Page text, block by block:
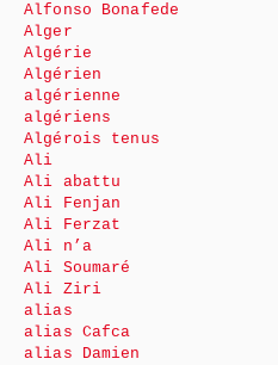
Alfonso Bonafede
Alger
Algérie
Algérien
algérienne
algériens
Algérois tenus
Ali
Ali abattu
Ali Fenjan
Ali Ferzat
Ali n’a
Ali Soumaré
Ali Ziri
alias
alias Cafca
alias Damien